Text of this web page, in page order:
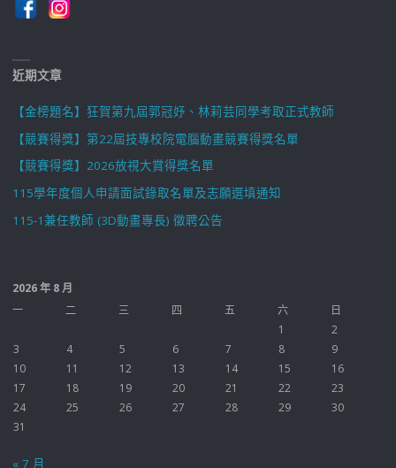
近期文章
【金榜題名】狂賀第九屆郭冠妤、林莉芸同學考取正式教師
【競賽得獎】第22屆技專校院電腦動畫競賽得獎名單
【競賽得獎】2026放視大賞得獎名單
115學年度個人申請面試錄取名單及志願選填通知
115-1兼任教師 (3D動畫專長) 徵聘公告
2026 年 8 月
一
二 三 四 五 六
日
1
2
3
4 5 6 7 8
9
10
11 12 13 14 15
16
17
18 19 20 21 22
23
24
25 26 27 28 29
30
31
« 7 月